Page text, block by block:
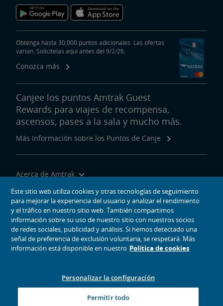
Obtenga hasta 30,000 puntos adicionales. Las ofertas
varían. Solicítelas aquí antes del 9/2/26.
Conozca más
Canjee los puntos Amtrak Guest
Rewards para viajes de recompensa,
ascensos, pases a la sala y mucho más.
Más Información sobre los Puntos de Canje
Acerca de Amtrak
Viajar con Nosotros
Herramientas del Sitio
iconos de medios sociales
Este sitio web utiliza cookies y otras tecnologías de seguimiento
para mejorar la experiencia del usuario y analizar el rendimiento
y el tráfico en nuestro sitio web. También compartimos
información sobre su uso de nuestro sitio con nuestros socios
de redes sociales, publicidad y análisis. Si hemos detectado una
señal de preferencia de exclusión voluntaria, se respetará. Más
información está disponible en nuestro Política de cookies
Personalizar la configuración
Permitir todo